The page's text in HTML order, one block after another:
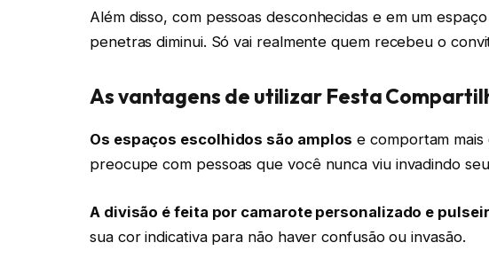
Além disso, com pessoas desconhecidas e em um
penetras diminui. Só vai realmente quem recebeu o
As vantagens de utilizar Festa
Os espaços escolhidos são amplos e comportam
preocupe com pessoas que você nunca viu invadindo
A divisão é feita por camarote personalizado e
sua cor indicativa para não haver confusão ou invasão.